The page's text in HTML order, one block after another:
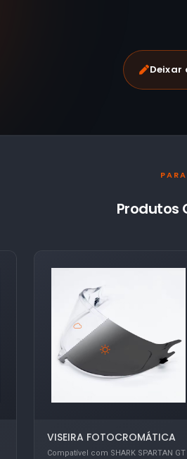
Produtos
VISEIRA FOTOCROMÁTICA
Compatível com SHARK SPARTAN GT